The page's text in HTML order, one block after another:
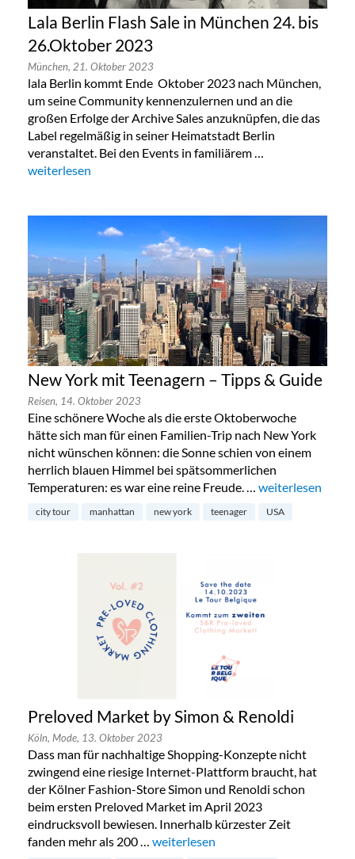
Lala Berlin Flash Sale in München 24. bis
26.Oktober 2023
München, 21. Oktober 2023
lala Berlin kommt Ende Oktober 2023 nach München,
um seine Community kennenzulernen und an die
großen Erfolge der Archive Sales anzuknüpfen, die das
Label regelmäßig in seiner Heimatstadt Berlin
veranstaltet. Bei den Events in familiärem …
„Lala Berlin Flash Sale in München 24. bis 26.Oktober 2023“
weiterlesen
New York mit Teenagern – Tipps & Guide
Reisen, 14. Oktober 2023
Eine schönere Woche als die erste Oktoberwoche
hätte sich man für einen Familien-Trip nach New York
nicht wünschen können: die Sonne schien von einem
herrlich blauen Himmel bei spätsommerlichen
Temperaturen: es war eine reine Freude. … „New York mit
weiterlesen
city tour manhattan new york teenager USA
Preloved Market by Simon & Renoldi
Köln, Mode, 13. Oktober 2023
Dass man für nachhaltige Shopping-Konzepte nicht
zwingend eine riesige Internet-Plattform braucht, hat
der Kölner Fashion-Store Simon und Renoldi schon
beim ersten Preloved Market im April 2023
eindrucksvoll bewiesen. Innerhalb kürzester Zeit
fanden mehr als 200 … „Preloved Market by Simon &
weiterlesen